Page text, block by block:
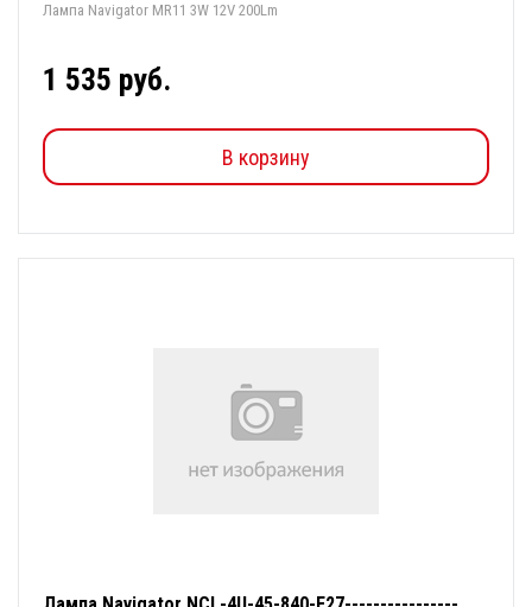
Лампа Navigator MR11 3W 12V 200Lm
1 535 руб.
В корзину